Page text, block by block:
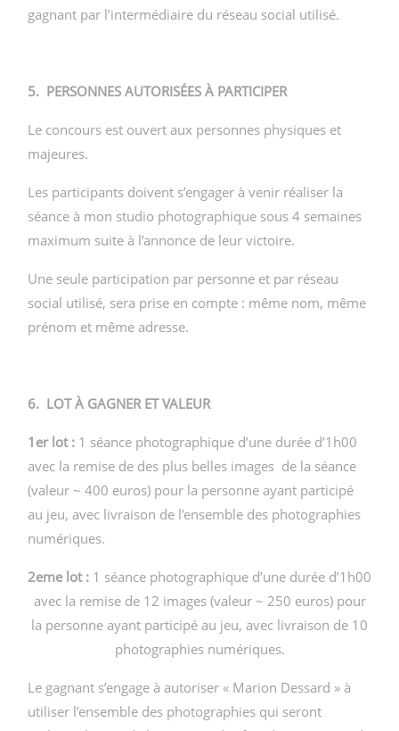
gagnant par l’intermédiaire du réseau social utilisé.
5. PERSONNES AUTORISÉES À PARTICIPER
Le concours est ouvert aux personnes physiques et
majeures.
Les participants doivent s’engager à venir réaliser la
séance à mon studio photographique sous 4 semaines
maximum suite à l’annonce de leur victoire.
Une seule participation par personne et par réseau
social utilisé, sera prise en compte : même nom, même
prénom et même adresse.
6. LOT À GAGNER ET VALEUR
1er lot : 1 séance photographique d’une durée d’1h00
avec la remise de des plus belles images de la séance
(valeur ~ 400 euros) pour la personne ayant participé
au jeu, avec livraison de l’ensemble des photographies
numériques.
2eme lot : 1 séance photographique d’une durée d’1h00
avec la remise de 12 images (valeur ~ 250 euros) pour
la personne ayant participé au jeu, avec livraison de 10
photographies numériques.
Le gagnant s’engage à autoriser « Marion Dessard » à
utiliser l’ensemble des photographies qui seront